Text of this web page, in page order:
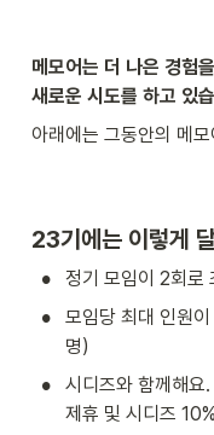
메모어는 더 나은 경험
새로운 시도를 하고 있
아래에는 그동안의 메
23기에는 이렇게
• 정기 모임이 2회로
•
모임당 최대 인원
명)
•
시디즈와 함께해요
제휴 및 시디즈